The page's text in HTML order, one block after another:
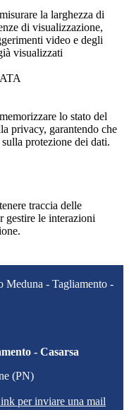
la larghezza di
di visualizzazione,
video e degli
visualizzati
lo stato del
privacy, garantendo che
protezione dei dati.
traccia delle
gestire le interazioni
Meduna - Tagliamento -
- Casarsa
(PN)
per inviare una mail